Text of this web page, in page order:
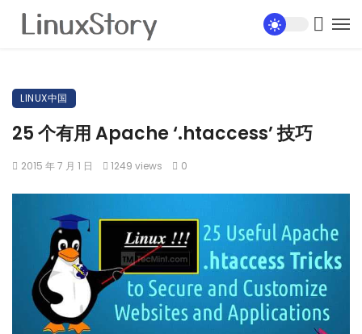
LINUX中国
25 个有用 Apache ‘.htaccess’ 技巧
2015 年 7 月 1 日 1249 views 0